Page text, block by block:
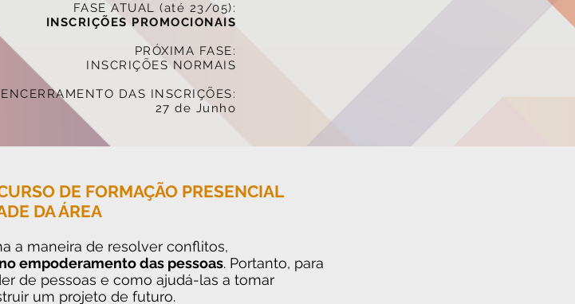
FASE ATUAL (até 23/05):
INSCRIÇÕES PROMOCIONAIS
PRÓXIMA FASE:
INSCRIÇÕES NORMAIS
ENCERRAMENTO DAS INSCRIÇÕES:
27 de Junho
DE FORMAÇÃO PRESENCIAL
DA ÁREA
a maneira de resolver conflitos,
empoderamento das pessoas. Portanto, para
de pessoas e como ajudá-las a tomar
um projeto de futuro.